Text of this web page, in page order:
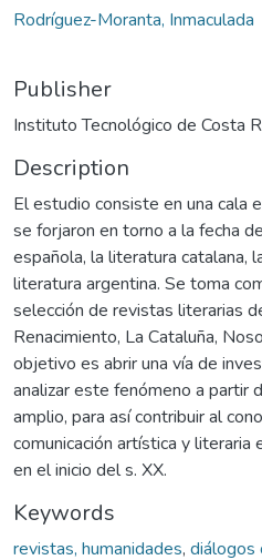
Rodríguez-Moranta, Inmaculada
Publisher
Instituto Tecnológico de Costa
Description
El estudio consiste en una cala
se forjaron en torno a la fecha
española, la literatura catalana,
literatura argentina. Se toma
selección de revistas literarias
Renacimiento, La Cataluña,
objetivo es abrir una vía de
analizar este fenómeno a partir
amplio, para así contribuir al
comunicación artística y
en el inicio del s. XX.
Keywords
revistas, humanidades, diálogos